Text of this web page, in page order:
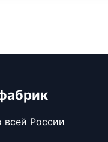
всей России